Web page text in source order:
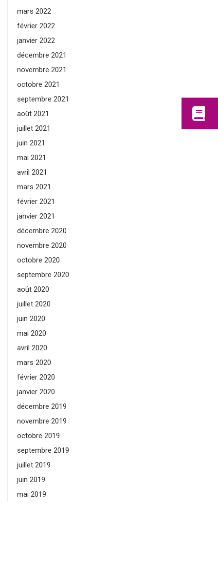
mars 2022
février 2022
janvier 2022
décembre 2021
novembre 2021
octobre 2021
septembre 2021
août 2021
juillet 2021
juin 2021
mai 2021
avril 2021
mars 2021
février 2021
janvier 2021
décembre 2020
novembre 2020
octobre 2020
septembre 2020
août 2020
juillet 2020
juin 2020
mai 2020
avril 2020
mars 2020
février 2020
janvier 2020
décembre 2019
novembre 2019
octobre 2019
septembre 2019
juillet 2019
juin 2019
mai 2019